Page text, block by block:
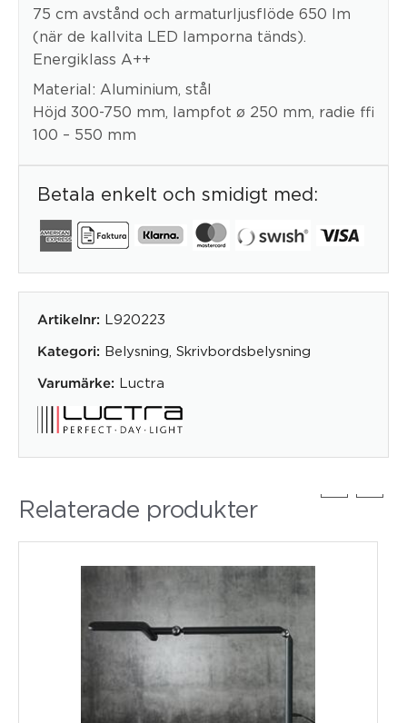
75 cm avstånd och armaturljusflöde 650 lm
(när de kallvita LED lamporna tänds).
Energiklass A++
Material: Aluminium, stål
Höjd 300-750 mm, lampfot ø 250 mm, radie ≈
100 – 550 mm
Betala enkelt och smidigt med:
Artikelnr: L920223
Kategori: Belysning Skrivbordsbelysning
Varumärke: Luctra
Relaterade produkter